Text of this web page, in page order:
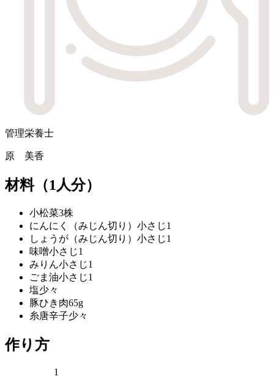
管理栄養士
原 美香
材料（1人分）
小松菜3株
にんにく（みじん切り） 小さじ1
しょうが（みじん切り） 小さじ1
味噌小さじ1
みりん小さじ1
ごま油小さじ1
塩少々
豚ひき肉65g
糸唐辛子少々
作り方
1